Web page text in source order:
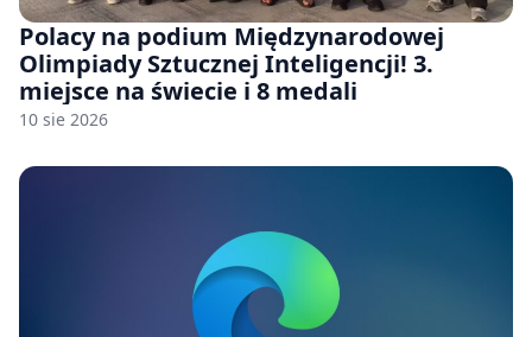
Polacy na podium Międzynarodowej
Olimpiady Sztucznej Inteligencji! 3.
miejsce na świecie i 8 medali
10 sie 2026